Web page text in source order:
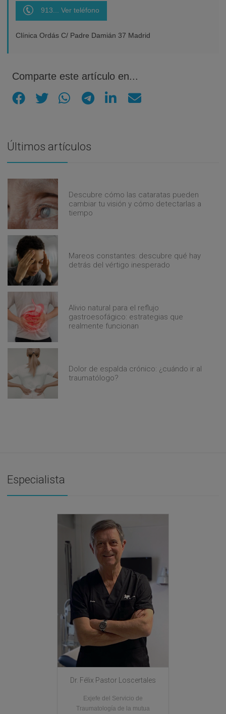
913... Ver teléfono
Clínica Ordás C/ Padre Damián 37 Madrid
Comparte este artículo en...
Últimos artículos
Descubre cómo las cataratas pueden
cambiar tu visión y cómo detectarlas a
tiempo
Mareos constantes: descubre qué hay
detrás del vértigo inesperado
Alivio natural para el reflujo
gastroesofágico: estrategias que
realmente funcionan
Dolor de espalda crónico: ¿cuándo ir al
traumatólogo?
Especialista
Dr. Félix Pastor Loscertales
Exjefe del Servicio de
Traumatología de la mutua